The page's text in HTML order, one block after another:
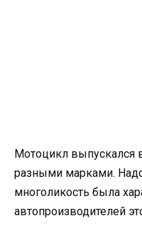
Мотоцикл выпускался
разными марками. Надо
многоликость была
автопроизводителей